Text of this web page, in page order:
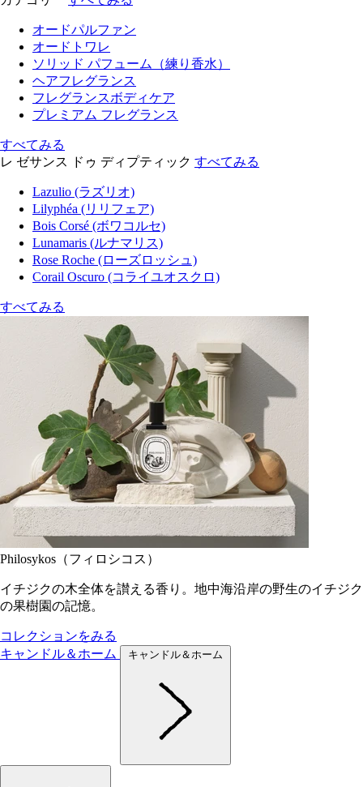
オードパルファン
オードトワレ
ソリッド パフューム（練り香水）
ヘアフレグランス
フレグランスボディケア
プレミアム フレグランス
すべてみる
レ ゼサンス ドゥ ディプティック すべてみる
Lazulio (ラズリオ)
Lilyphéa (リリフェア)
Bois Corsé (ボワコルセ)
Lunamaris (ルナマリス)
Rose Roche (ローズロッシュ)
Corail Oscuro (コライユオスクロ)
すべてみる
Philosykos（フィロシコス）
イチジクの木全体を讃える香り。地中海沿岸の野生のイチジク
の果樹園の記憶。
コレクションをみる
キャンドル＆ホーム
キャンドル＆ホーム